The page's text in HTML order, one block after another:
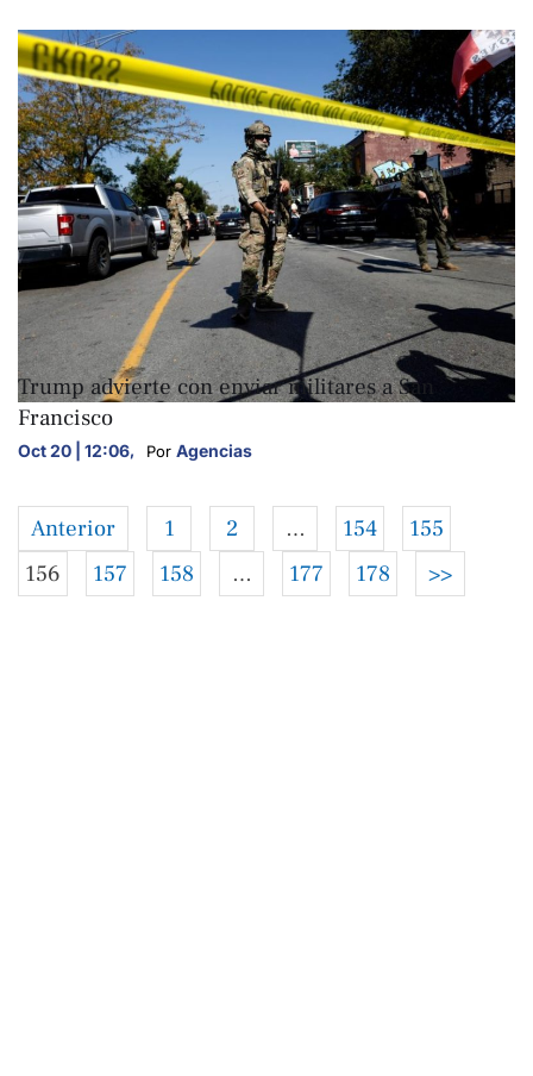
INTERNACIONALES
Trump advierte con enviar militares a San
Francisco
Oct 20 | 12:06, Por Agencias
Anterior 1 2 … 154
155
156
157 158 … 177 178 >>